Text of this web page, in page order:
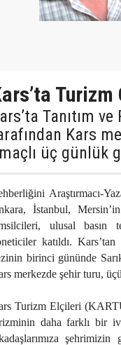
Tanıtım
Kars
üç günlük
Araştırmacı-
İstanbul,
ulusal basın
katıldı.
birinci gününde
merkezde şehir turu,
Turizm Elçileri
daha farklı bir